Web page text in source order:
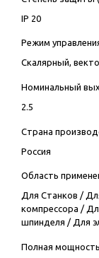
IP 20
Режим
Скалярный,
Номинальный
2.5
Страна
Россия
Область
Для Станков /
компрессора /
шпинделя / Для
Полная